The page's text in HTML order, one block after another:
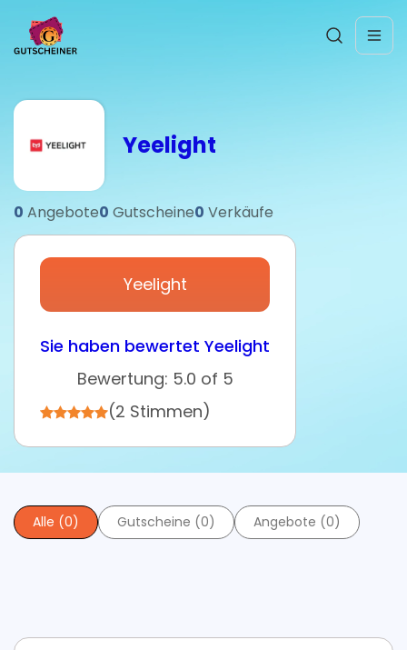
Yeelight
0 Angebote0 Gutscheine0 Verkäufe
Yeelight
Sie haben bewertet Yeelight
Bewertung: 5.0 of 5
(2 Stimmen)
Alle (0) Gutscheine (0) Angebote (0)